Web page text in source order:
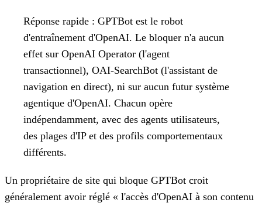
Réponse rapide : GPTBot est le robot
d'entraînement d'OpenAI. Le bloquer n'a aucun
effet sur OpenAI Operator (l'agent
transactionnel), OAI-SearchBot (l'assistant de
navigation en direct), ni sur aucun futur système
agentique d'OpenAI. Chacun opère
indépendamment, avec des agents utilisateurs,
des plages d'IP et des profils comportementaux
différents.
Un propriétaire de site qui bloque GPTBot croit
généralement avoir réglé « l'accès d'OpenAI à son contenu